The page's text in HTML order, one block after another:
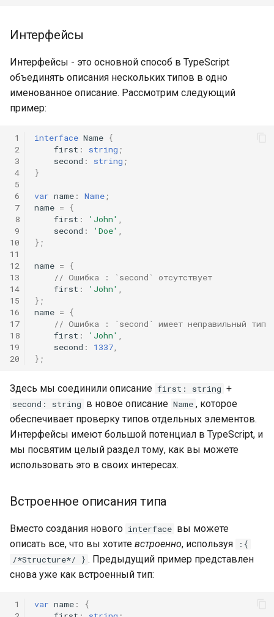
Интерфейсы
Интерфейсы - это основной способ в TypeScript
объединять описания нескольких типов в одно
именованное описание. Рассмотрим следующий
пример:
1
2
3
4
5
6
7
8
9
10
11
12
13
14
15
16
17
18
19
20
interface Name {
first : string ;
second : string ;
}
var name : Name ;
name =
{
first : 'John'
second : 'Doe'
};
name =
{
// Ошибка : `second` отсутствует
first : 'John'
};
name =
{
// Ошибка : `second` имеет неправильный тип
first : 'John'
second : 1337
};
Здесь мы соединили описание first: string +
second: string в новое описание Name , которое
обеспечивает проверку типов отдельных элементов.
Интерфейсы имеют большой потенциал в TypeScript, и
мы посвятим целый раздел тому, как вы можете
использовать это в своих интересах.
Встроенное описания типа
Вместо создания нового interface вы можете
описать все, что вы хотите встроенно, используя
:{
/*Structure*/ } . Предыдущий пример представлен
снова уже как встроенный тип:
1
var name :
{